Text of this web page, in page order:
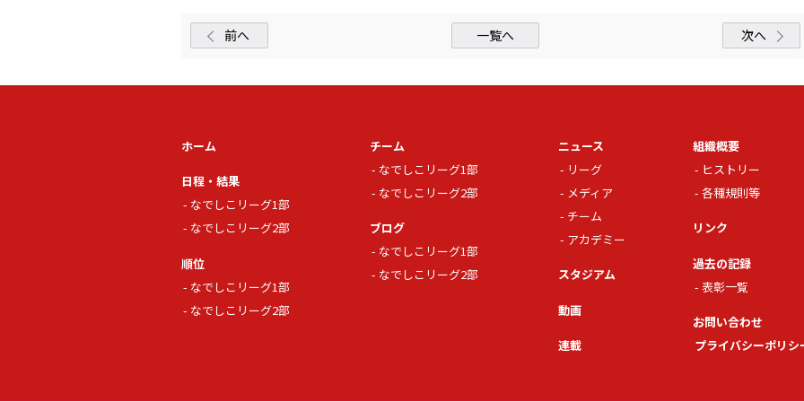
前へ 一覧へ 次へ
ホーム
日程・結果
なでしこリーグ1部
なでしこリーグ2部
順位
なでしこリーグ1部
なでしこリーグ2部
チーム
なでしこリーグ1部
なでしこリーグ2部
ブログ
なでしこリーグ1部
なでしこリーグ2部
ニュース
リーグ
メディア
チーム
アカデミー
スタジアム
動画
連載
組織概要
ヒストリー
各種規則等
リンク
過去の記録
表彰一覧
お問い合わせ
プライバシーポリシ